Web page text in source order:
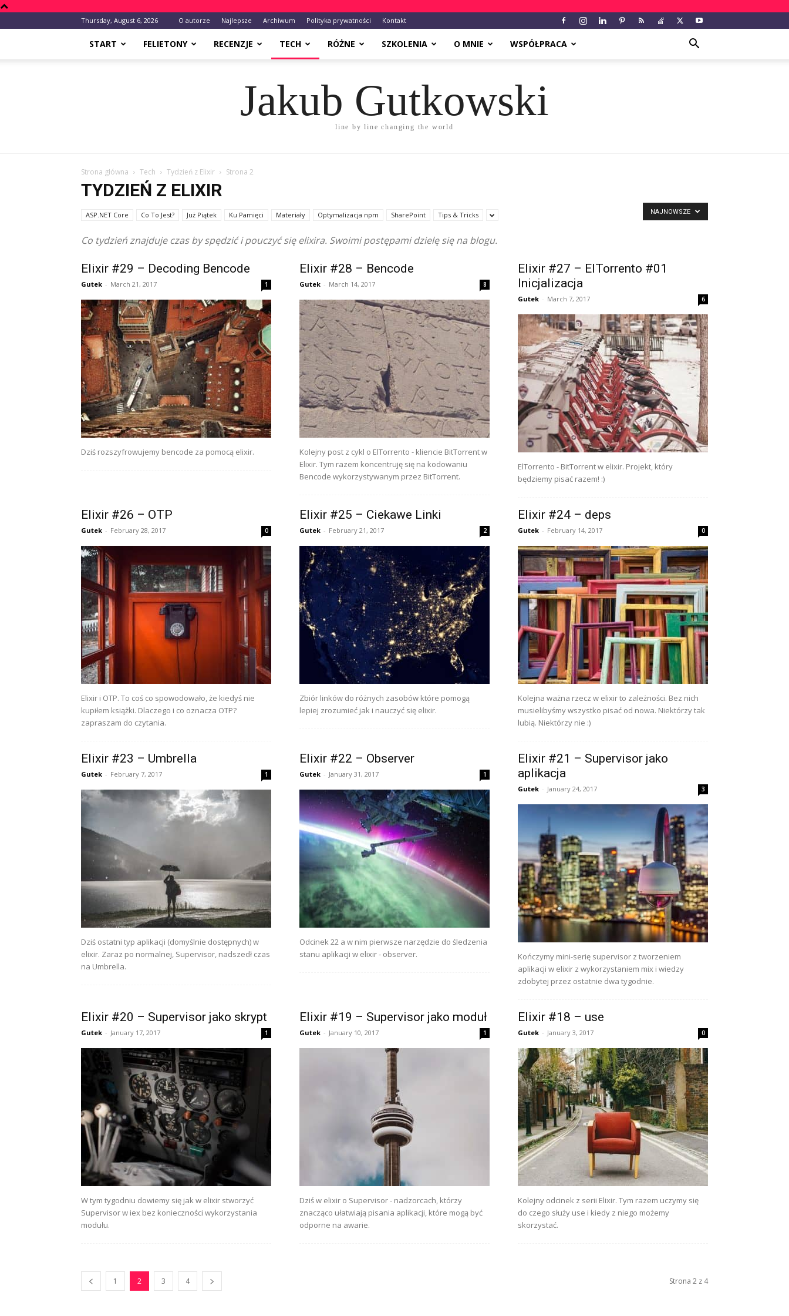
Thursday, August 6, 2026 O autorze Najlepsze Archiwum Polityka prywatności Kontakt
START FELIETONY RECENZJE TECH RÓŻNE SZKOLENIA O MNIE WSPÓŁPRACA
Jakub Gutkowski
line by line changing the world
Strona główna Tech Tydzień z Elixir Strona 2
TYDZIEŃ Z ELIXIR
ASP.NET Core Co To Jest? Już Piątek Ku Pamięci Materiały Optymalizacja npm SharePoint Tips & Tricks
Co tydzień znajduje czas by spędzić i pouczyć się elixira. Swoimi postępami dzielę się na blogu.
NAJNOWSZE
Elixir #29 – Decoding Bencode
Gutek - March 21, 2017 1
Dziś rozszyfrowujemy bencode za pomocą elixir.
Elixir #28 – Bencode
Gutek - March 14, 2017 8
Kolejny post z cykl o ElTorrento - kliencie BitTorrent w
Elixir. Tym razem koncentruję się na kodowaniu
Bencode wykorzystywanym przez BitTorrent.
Elixir #27 – ElTorrento #01
Inicjalizacja
Gutek - March 7, 2017 6
ElTorrento - BitTorrent w elixir. Projekt, który
będziemy pisać razem! :)
Elixir #26 – OTP
Gutek - February 28, 2017 0
Elixir i OTP. To coś co spowodowało, że kiedyś nie
kupiłem książki. Dlaczego i co oznacza OTP?
zapraszam do czytania.
Elixir #25 – Ciekawe Linki
Gutek - February 21, 2017 2
Zbiór linków do różnych zasobów które pomogą
lepiej zrozumieć jak i nauczyć się elixir.
Elixir #24 – deps
Gutek - February 14, 2017 0
Kolejna ważna rzecz w elixir to zależności. Bez nich
musielibyśmy wszystko pisać od nowa. Niektórzy tak
lubią. Niektórzy nie :)
Elixir #23 – Umbrella
Gutek - February 7, 2017 1
Dziś ostatni typ aplikacji (domyślnie dostępnych) w
elixir. Zaraz po normalnej, Supervisor, nadszedł czas
na Umbrella.
Elixir #22 – Observer
Gutek - January 31, 2017 1
Odcinek 22 a w nim pierwsze narzędzie do śledzenia
stanu aplikacji w elixir - observer.
Elixir #21 – Supervisor jako
aplikacja
Gutek - January 24, 2017 3
Kończymy mini-serię supervisor z tworzeniem
aplikacji w elixir z wykorzystaniem mix i wiedzy
zdobytej przez ostatnie dwa tygodnie.
Elixir #20 – Supervisor jako skrypt
Gutek - January 17, 2017 1
W tym tygodniu dowiemy się jak w elixir stworzyć
Supervisor w iex bez konieczności wykorzystania
modułu.
Elixir #19 – Supervisor jako moduł
Gutek - January 10, 2017 1
Dziś w elixir o Supervisor - nadzorcach, którzy
znacząco ułatwiają pisania aplikacji, które mogą być
odporne na awarie.
Elixir #18 – use
Gutek - January 3, 2017 0
Kolejny odcinek z serii Elixir. Tym razem uczymy się
do czego służy use i kiedy z niego możemy
skorzystać.
1 2 3 4 Strona 2 z 4